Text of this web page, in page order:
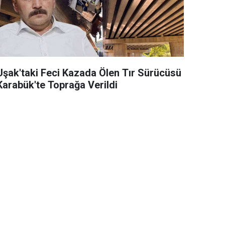
Feci Kazada Ölen Tır Sürücüsü
Toprağa Verildi